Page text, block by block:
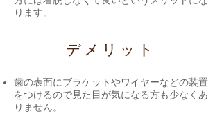
ります。
デメリット
歯の表面にブラケットやワイヤーなどの装置
をつけるので見た目が気になる方も少なくあ
りません。